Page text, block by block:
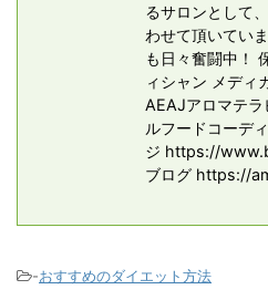
るサロンとして
わせて頂いてい
も日々奮闘中！
ィシャン メディ
AEAJアロマテラ
ルフードコーデ
ジ https://
ブログ https://
-おすすめのダイエット方法